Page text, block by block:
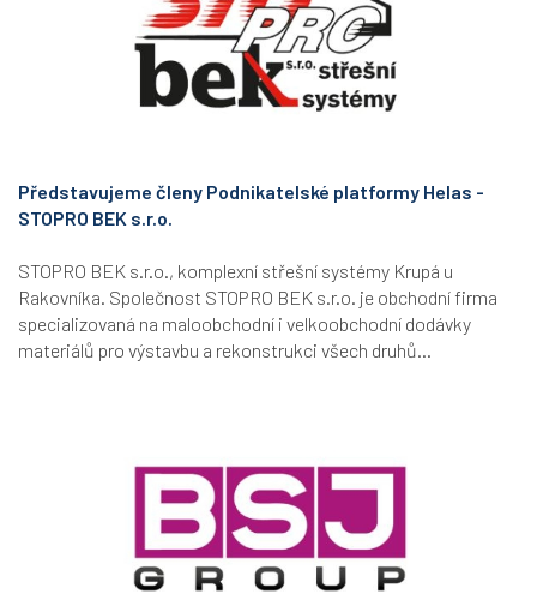
Představujeme členy Podnikatelské platformy Helas -
STOPRO BEK s.r.o.
STOPRO BEK s.r.o., komplexní střešní systémy Krupá u
Rakovníka. Společnost STOPRO BEK s.r.o. je obchodní firma
specializovaná na maloobchodní i velkoobchodní dodávky
materiálů pro výstavbu a rekonstrukci všech druhů...